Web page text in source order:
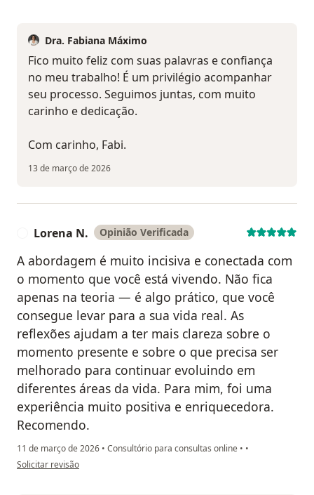
Dra. Fabiana Máximo
Fico muito feliz com suas palavras e confiança
no meu trabalho! É um privilégio acompanhar
seu processo. Seguimos juntas, com muito
carinho e dedicação.
Com carinho, Fabi.
13 de março de 2026
Lorena N. Opinião Verificada
A abordagem é muito incisiva e conectada com
o momento que você está vivendo. Não fica
apenas na teoria — é algo prático, que você
consegue levar para a sua vida real. As
reflexões ajudam a ter mais clareza sobre o
momento presente e sobre o que precisa ser
melhorado para continuar evoluindo em
diferentes áreas da vida. Para mim, foi uma
experiência muito positiva e enriquecedora.
Recomendo.
11 de março de 2026 • Consultório para consultas online • •
na opinião do utilizador Lorena N.
Solicitar revisão